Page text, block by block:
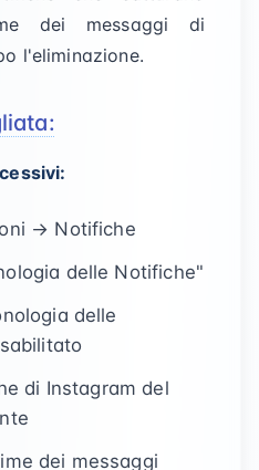
dei messaggi di
l'eliminazione.
→ Notifiche
delle Notifiche"
delle
di Instagram del
dei messaggi